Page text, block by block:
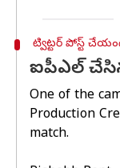
ట్విట్టర్ పోస్ట్
ఐపీఎల్
One of the
Production
match.